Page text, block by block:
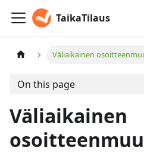
TaikaTilaus
Väliaikainen
On this page
Väliaikainen